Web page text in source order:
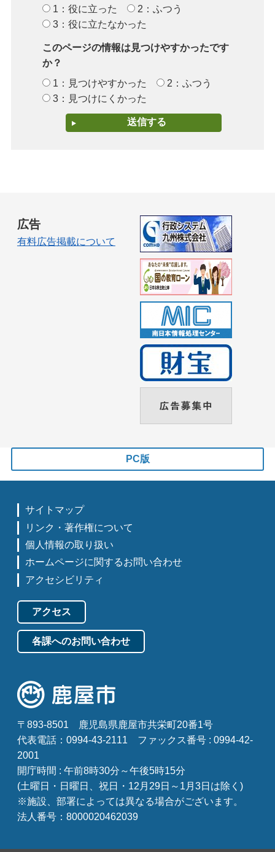
1：役に立った
2：ふつう
3：役に立たなかった
このページの情報は見つけやすかったです
か？
1：見つけやすかった
2：ふつう
3：見つけにくかった
広告
有料広告掲載について
PC版
サイトマップ
リンク・著作権について
個人情報の取り扱い
ホームページに関するお問い合わせ
アクセシビリティ
アクセス
各課へのお問い合わせ
〒893-8501
鹿児島県鹿屋市共栄町20番1号
代表電話：0994-43-2111
ファックス番号 : 0994-42-
2001
開庁時間 : 午前8時30分～午後5時15分
(土曜日・日曜日、祝日・12月29日～1月3日は除く)
※施設、部署によっては異なる場合がございます。
法人番号：8000020462039